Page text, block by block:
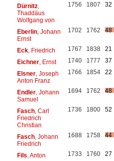
Dürnitz,
Thaddäus
Wolfgang von
1756 1807 32
Eberlin, Johann
Ernst
1702 1762 48
Eck, Friedrich 1767 1838
21
Eichner, Ernst 1740 1777
37
Elsner, Joseph
Anton Franz
1766 1854 22
Endler, Johann
Samuel
1694 1762 48
Fasch, Carl
Friedrich
Christian
1736 1800 52
Fasch, Johann
Friedrich
1688 1758 44
Fils , Anton 1733 1760
27